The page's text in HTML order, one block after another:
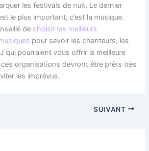
les festivals de nuit. Le dernier
le plus important, c’est la musique.
de choisir les meilleurs
pour savoir les chanteurs, les
qui pourraient vous offrir la meilleure
organisations devront être prêts très
les imprévus.
SUIVANT